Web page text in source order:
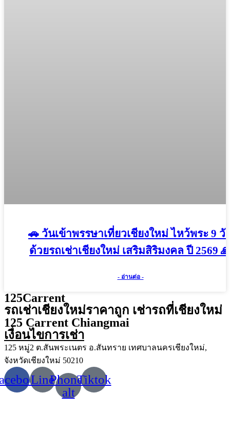
🚗 วันเข้าพรรษาเที่ยวเชียงใหม่ ไหว้พระ 9 วั
ด้วยรถเช่าเชียงใหม่ เสริมสิริมงคล ปี 2569
- อ่านต่อ -
125Carrent
รถเช่าเชียงใหม่ราคาถูก เช่ารถที่เชียงใหม่
125 Carrent Chiangmai
เงื่อนไขการเช่า
125 หมู่2 ต.สันพระเนตร อ.สันทราย เทศบาลนครเชียงใหม่,
จังหวัดเชียงใหม่ 50210
LinePhone-
alt
Tiktok